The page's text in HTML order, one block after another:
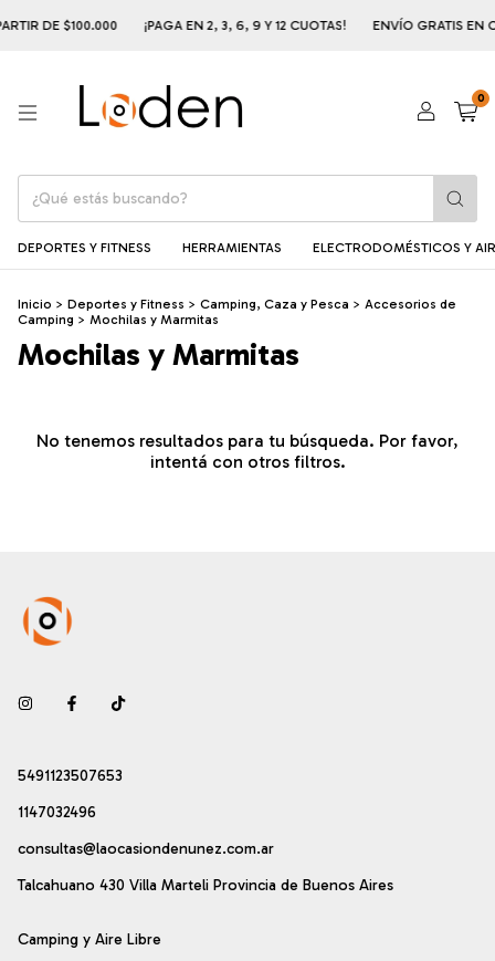
DE $100.000 ¡PAGA EN 2, 3, 6, 9 Y 12 CUOTAS! ENVÍO GRATIS EN
0
DEPORTES Y FITNESS HERRAMIENTAS ELECTRODOMÉSTICOS Y
Inicio > Deportes y Fitness > Camping, Caza y Pesca > Accesorios de
Camping > Mochilas y Marmitas
Mochilas y Marmitas
No tenemos resultados para tu búsqueda. Por favor,
intentá con otros filtros.
5491123507653
1147032496
consultas@laocasiondenunez.com.ar
Talcahuano 430 Villa Marteli Provincia de Buenos Aires
Camping y Aire Libre